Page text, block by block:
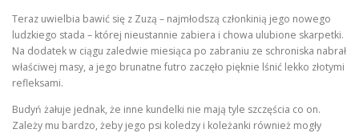
Teraz uwielbia bawić się z Zuzą – najmłodszą członkinią jego nowego
ludzkiego stada – której nieustannie zabiera i chowa ulubione skarpetki.
Na dodatek w ciągu zaledwie miesiąca po zabraniu ze schroniska nabrał
właściwej masy, a jego brunatne futro zaczęło pięknie lśnić lekko złotymi
refleksami.
Budyń żałuje jednak, że inne kundelki nie mają tyle szczęścia co on.
Zależy mu bardzo, żeby jego psi koledzy i koleżanki również mogły